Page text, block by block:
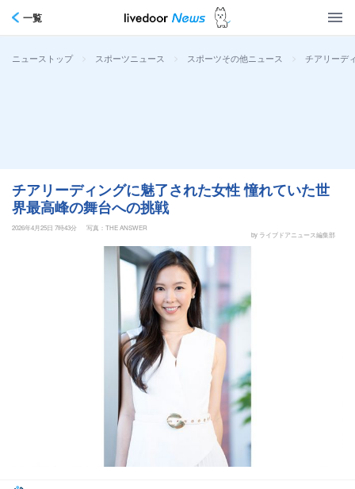
一覧
ニューストップ > スポーツニュース > スポーツその他ニュース > チアリーデ
チアリーディングに魅了された女性 憧れていた世
界最高峰の舞台への挑戦
2026年4月25日 7時43分
写真：THE ANSWER
by ライブドアニュース編集部